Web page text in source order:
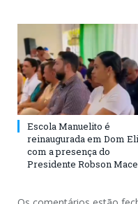
Escola Manuelito é
reinaugurada em Dom
com a presença do
Presidente Robson